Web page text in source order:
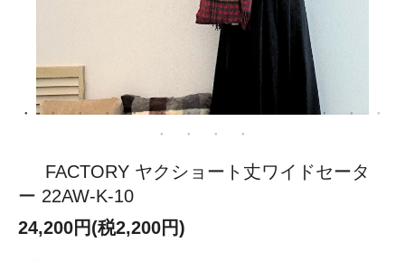
FACTORY ヤクショート丈ワイドセータ
ー 22AW-K-10
24,200円(税2,200円)